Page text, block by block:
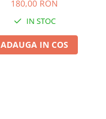
180,00 RON
IN STOC
ADAUGA IN COS